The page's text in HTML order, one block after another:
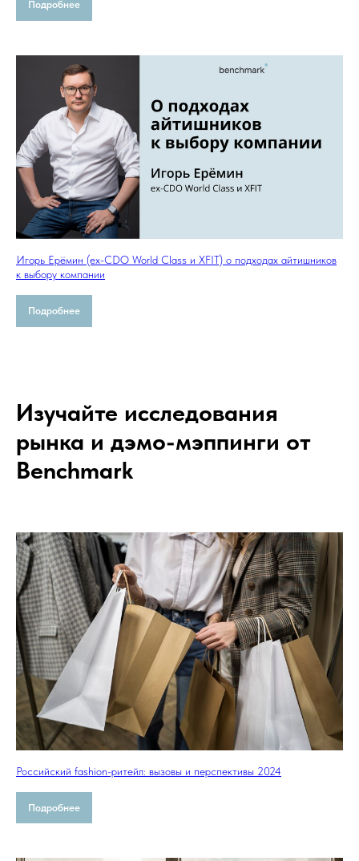
Подробнее
Игорь Ерёмин (ex-CDO World Class и XFIT) о подходах айтишников
к выбору компании
Подробнее
Изучайте исследования
рынка и дэмо-мэппинги от
Benchmark
Российский fashion-ритейл: вызовы и перспективы 2024
Подробнее